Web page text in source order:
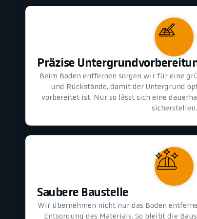
Präzise
Beim Boden entfernen sorgen wir für eine
und Rückstände, damit der Untergrund
vorbereitet ist. Nur so lässt sich eine
sicherstellen.
Saubere Baustelle
Wir übernehmen nicht nur das Boden
Entsorgung des Materials. So bleibt die